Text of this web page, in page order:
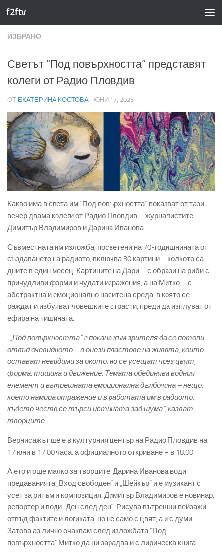
Към съдържанието
f2ftv
ИЗБРАНО
Светът “Под повърхността” представят
колеги от Радио Пловдив
ОТ ЕКАТЕРИНА КОСТОВА · ЮНИ 17, 2025
Какво има в света им “Под повърхността” показват от тази
вечер двама колеги от Радио Пловдив – журналистите
Димитър Владимиров и Дарина Иванова.
Съвместната им изложба, посветени на 70-годишнината от
създаването на радиото, включва 30 картини – колкото са
дните в един месец. Картините на Дари – с образи на риби с
причудливи форми и чудати изражения, а на Митко – с
абстрактна и емоционално наситена среда, в която се
раждат и избуяват човешките страсти, преди да изплуват от
ефира на тишината.
“„Под повърхността“ e покана към зрителя да се потопи
отвъд очевидното – в онези пластове на живота, които
остават невидими за окото, но се усещат чрез цвят,
форма, тишина и движение. Темата обединява водния
елемент и вътрешната емоционална дълбочина – нещо,
което намира отражение и в работата им в радиото,
където често се търси истината зад шума”, казват
творците.
Вернисажът ще е в културния център на Радио Пловдив на
17 юни в 17:00 часа, а официалното откриване – в 18:00.
А ето и още малко за творците: Дарина Иванова води
предаванията „Вход свободен“ и „Шейкър“ и е музикант с
усет за ритъм и композиция. Димитър Владимиров е новинар,
репортер и води „Ден след ден“. Рисува вътрешни пейзажи
отвъд фактите и логиката, но не само с цвят, а и с думи.
Затова аз лично очаквам след изложбата “Под
повърхността” Митко да ни зарадва и с лирическа книга.